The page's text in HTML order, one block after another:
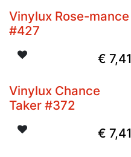
Vinylux Rose-mance
#427
€ 7,41
Vinylux Chance
Taker #372
€ 7,41